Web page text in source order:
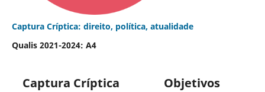
Captura Críptica: direito, política, atualidade
Qualis 2021-2024: A4
Captura Críptica Objetivos